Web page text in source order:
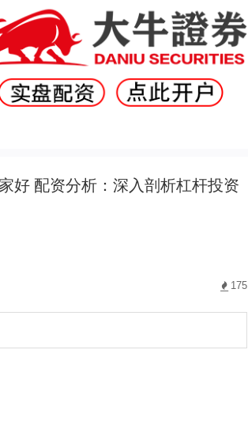
好 配资分析：深入剖析杠杆投资
175